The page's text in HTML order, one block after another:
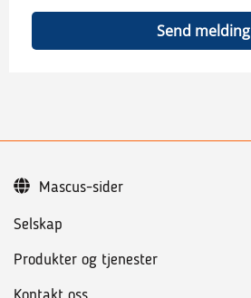
Send melding
Selskap
Produkter og tjenester
Mascus-sider